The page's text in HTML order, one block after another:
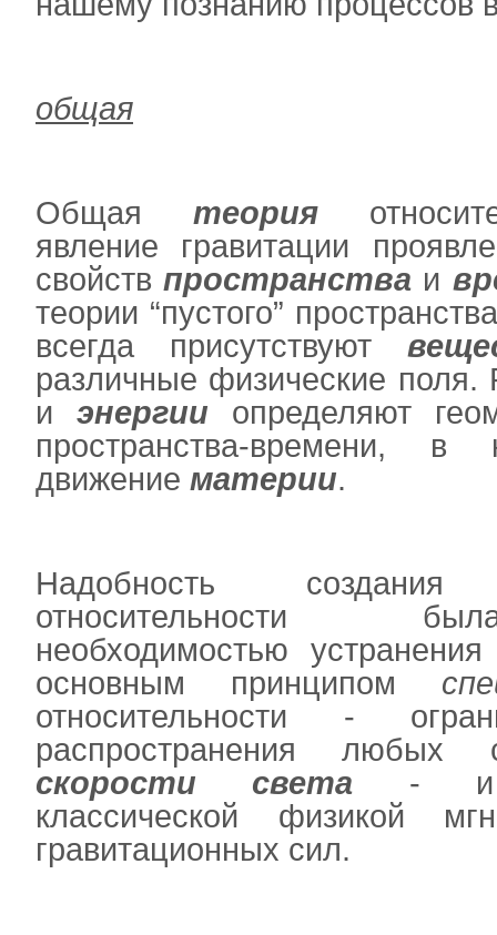
общая
Общая теория
явление гравитации
свойствпространства и
теории “пустого”
всегда присутствуют
различные физические
и энергии определяют
пространства-времени, в
движение материи.
Надобность
относительности
необходимостью
основным принципом
относительности -
распространения любых
скорости света - и
классической физикой
гравитационных сил.